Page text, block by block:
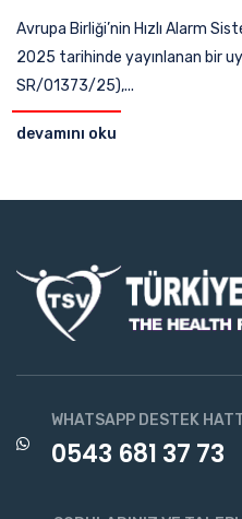
Avrupa Birliği’nin Hızlı Alarm
2025 tarihinde yayınlanan bir
SR/01373/25),...
devamını oku
WHATSAPP DESTEK
0543 681 37 73